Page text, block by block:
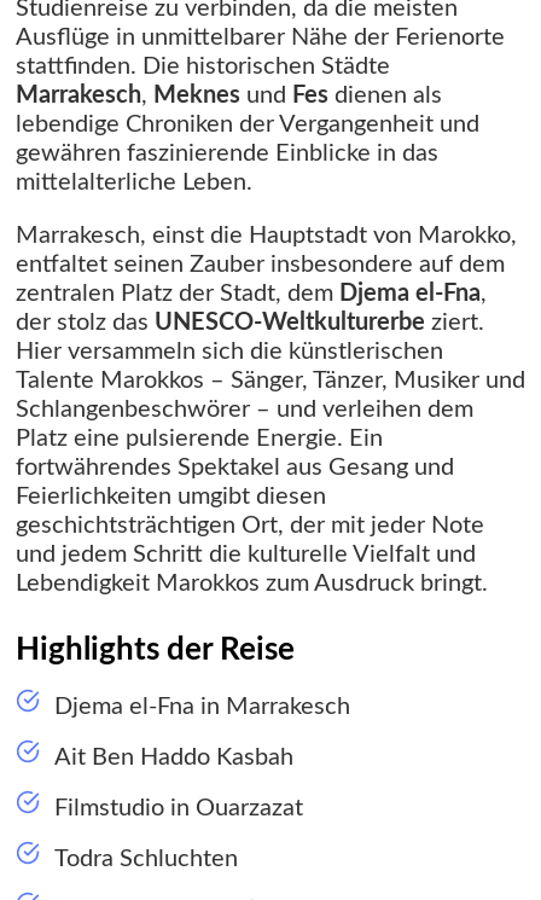
Studienreise zu verbinden, da die meisten
Ausflüge in unmittelbarer Nähe der Ferienorte
stattfinden. Die historischen Städte
Marrakesch, Meknes und Fes dienen als
lebendige Chroniken der Vergangenheit und
gewähren faszinierende Einblicke in das
mittelalterliche Leben.
Marrakesch, einst die Hauptstadt von Marokko,
entfaltet seinen Zauber insbesondere auf dem
zentralen Platz der Stadt, dem Djema el-Fna,
der stolz das UNESCO-Weltkulturerbe ziert.
Hier versammeln sich die künstlerischen
Talente Marokkos – Sänger, Tänzer, Musiker und
Schlangenbeschwörer – und verleihen dem
Platz eine pulsierende Energie. Ein
fortwährendes Spektakel aus Gesang und
Feierlichkeiten umgibt diesen
geschichtsträchtigen Ort, der mit jeder Note
und jedem Schritt die kulturelle Vielfalt und
Lebendigkeit Marokkos zum Ausdruck bringt.
Highlights der Reise
Djema el-Fna in Marrakesch
Ait Ben Haddo Kasbah
Filmstudio in Ouarzazat
Todra Schluchten